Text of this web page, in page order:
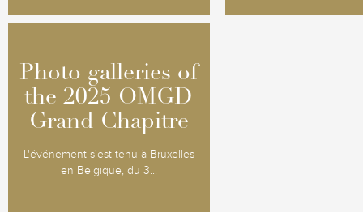
Photo galleries of
the 2025 OMGD
Grand Chapitre
L'événement s'est tenu à Bruxelles
en Belgique, du 3...
Photo galleries of
the 2025 OMGD
Grand Chapitre